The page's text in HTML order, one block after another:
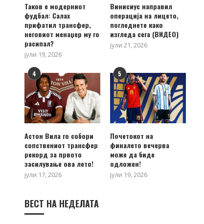
Таков е модерниот
фудбал: Салах
прифатил трансфер,
неговиот менаџер му го
расипал?
јули 19, 2026
Винисиус направил
операција на лицето,
погледнете како
изгледа сега (ВИДЕО)
јули 21, 2026
4
Астон Вила го собори
сопствениот трансфер
рекорд за првото
засилување ова лето!
јули 17, 2026
5
Почетокот на
финалето вечерва
може да биде
одложен!
јули 19, 2026
ВЕСТ НА НЕДЕЛАТА